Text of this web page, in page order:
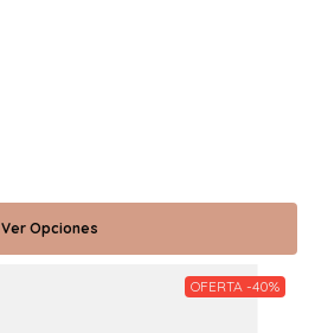
Ver Opciones
OFERTA -40%